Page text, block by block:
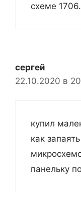
схеме 1706.
сергей
22.10.2020 в
купил
как
панельку